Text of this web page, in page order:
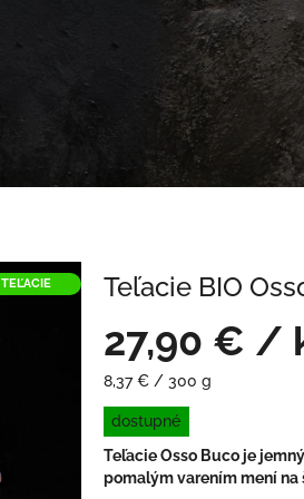
TEĽACIE Teľacie BIO
27,90 € /
Jednotková
cena:
8,37 € / 300 g
dostupné
Teľacie Osso Buco je
pomalým varením mení na